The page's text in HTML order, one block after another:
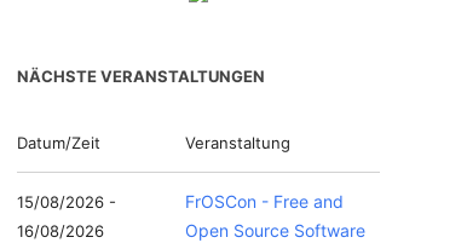
NÄCHSTE VERANSTALTUNGEN
Datum/Zeit Veranstaltung
15/08/2026 -
16/08/2026
FrOSCon - Free and
Open Source Software